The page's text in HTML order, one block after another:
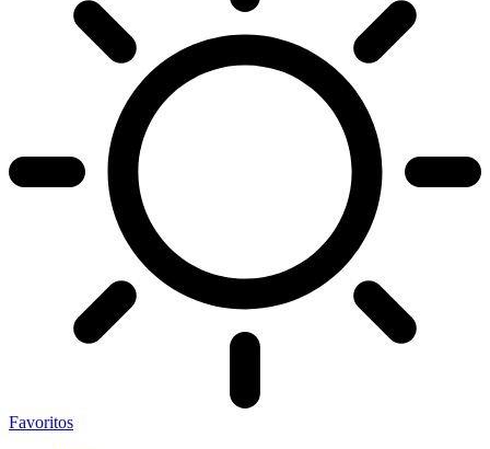
Favoritos